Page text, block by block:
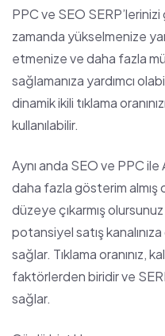
PPC ve SEO
zamanda yükselmenize
etmenize ve daha fazla
sağlamanıza yardımcı
dinamik ikili tıklama
kullanılabilir.
Aynı anda SEO ve PPC
daha fazla gösterim almış
düzeye çıkarmış
potansiyel satış
sağlar. Tıklama oranınız,
faktörlerden biridir ve
sağlar.